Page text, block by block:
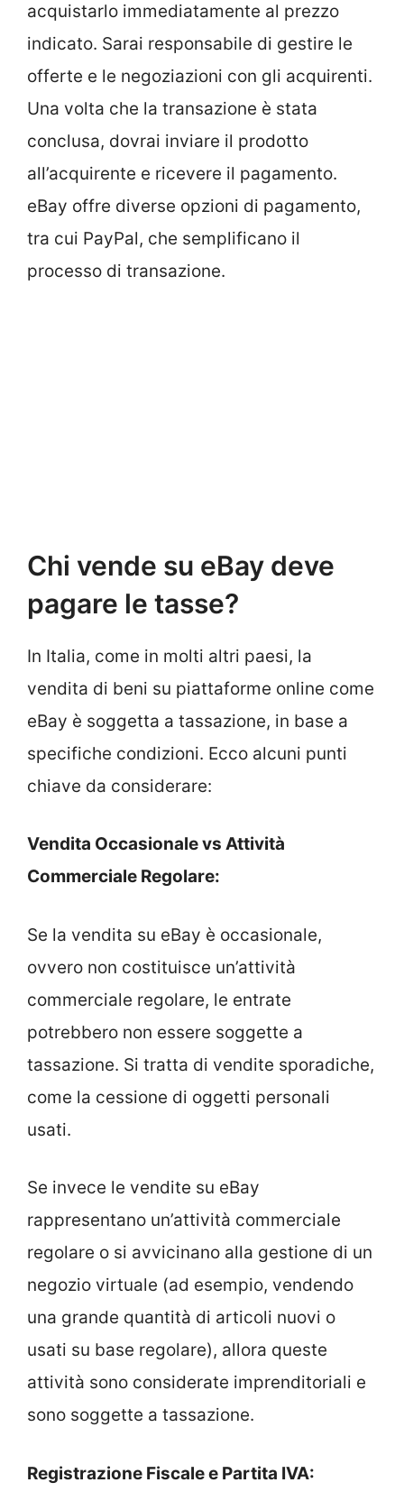
acquistarlo immediatamente al prezzo
indicato. Sarai responsabile di gestire le
offerte e le negoziazioni con gli acquirenti.
Una volta che la transazione è stata
conclusa, dovrai inviare il prodotto
all’acquirente e ricevere il pagamento.
eBay offre diverse opzioni di pagamento,
tra cui PayPal, che semplificano il
processo di transazione.
Chi vende su eBay deve
pagare le tasse?
In Italia, come in molti altri paesi, la
vendita di beni su piattaforme online come
eBay è soggetta a tassazione, in base a
specifiche condizioni. Ecco alcuni punti
chiave da considerare:
Vendita Occasionale vs Attività
Commerciale Regolare:
Se la vendita su eBay è occasionale,
ovvero non costituisce un’attività
commerciale regolare, le entrate
potrebbero non essere soggette a
tassazione. Si tratta di vendite sporadiche,
come la cessione di oggetti personali
usati.
Se invece le vendite su eBay
rappresentano un’attività commerciale
regolare o si avvicinano alla gestione di un
negozio virtuale (ad esempio, vendendo
una grande quantità di articoli nuovi o
usati su base regolare), allora queste
attività sono considerate imprenditoriali e
sono soggette a tassazione.
Registrazione Fiscale e Partita IVA: